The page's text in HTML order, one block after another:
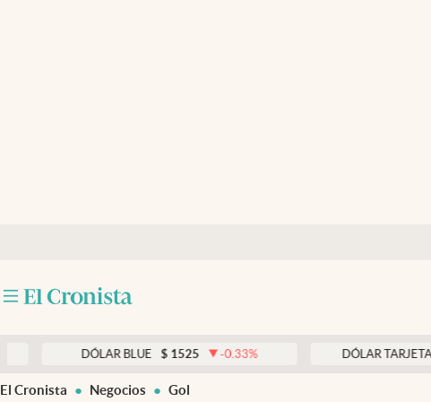
DÓLAR BLUE $ 1525 -0.33% DÓLAR TARJETA $ 1976
El Cronista Negocios Gol